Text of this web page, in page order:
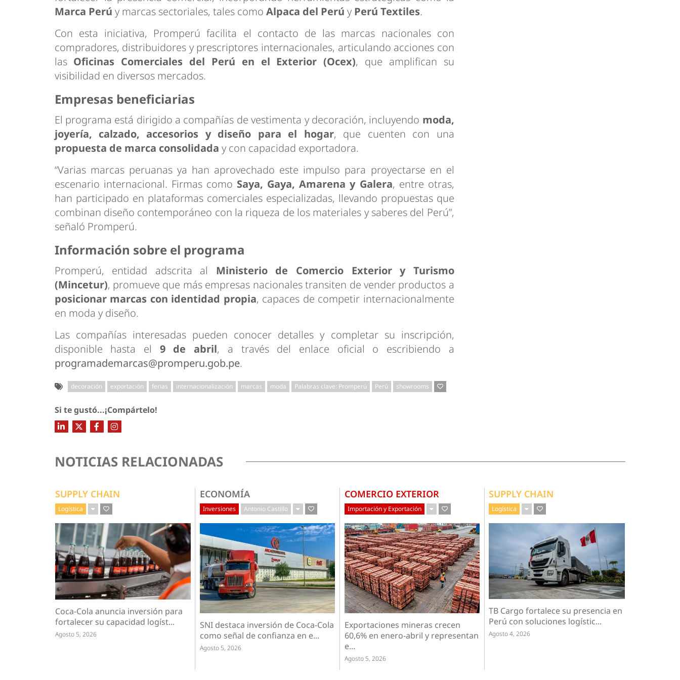
Marca Perú y marcas sectoriales, tales como Alpaca del Perú yPerú Textiles.
Con esta iniciativa, Promperú facilita el contacto de las marcas nacionales con
compradores, distribuidores y prescriptores internacionales, articulando acciones con
las Oficinas Comerciales del Perú en el Exterior (Ocex), que amplifican su
visibilidad en diversos mercados.
Empresas beneficiarias
El programa está dirigido a compañías de vestimenta y decoración, incluyendo moda,
joyería, calzado, accesorios y diseño para el hogar, que cuenten con una
propuesta de marca consolidada y con capacidad exportadora.
“Varias marcas peruanas ya han aprovechado este impulso para proyectarse en el
escenario internacional. Firmas como Saya, Gaya, Amarena y Galera, entre otras,
han participado en plataformas comerciales especializadas, llevando propuestas que
combinan diseño contemporáneo con la riqueza de los materiales y saberes del Perú”,
señaló Promperú.
Información sobre el programa
Promperú, entidad adscrita al Ministerio de Comercio Exterior y Turismo
(Mincetur), promueve que más empresas nacionales transiten de vender productos a
posicionar marcas con identidad propia, capaces de competir internacionalmente
en moda y diseño.
Las compañías interesadas pueden conocer detalles y completar su inscripción,
disponible hasta el 9 de abril, a través del enlace oficial o escribiendo a
programademarcas@promperu.gob.pe.
decoración exportación ferias internacionalización marcas moda Palabras clave: Promperú Perú showrooms
Si te gustó...¡Compártelo!
NOTICIAS RELACIONADAS
SUPPLY CHAIN
Logística
Coca-Cola anuncia inversión para
fortalecer su capacidad logíst...
Agosto 5, 2026
ECONOMÍA
Inversiones Antonio Castillo
SNI destaca inversión de Coca-Cola
como señal de confianza en e...
Agosto 5, 2026
COMERCIO EXTERIOR
Importación y Exportación
Exportaciones mineras crecen
60,6% en enero-abril y representan
e...
Agosto 5, 2026
SUPPLY CHAIN
Logística
TB Cargo fortalece su presencia en
Perú con soluciones logístic...
Agosto 4, 2026